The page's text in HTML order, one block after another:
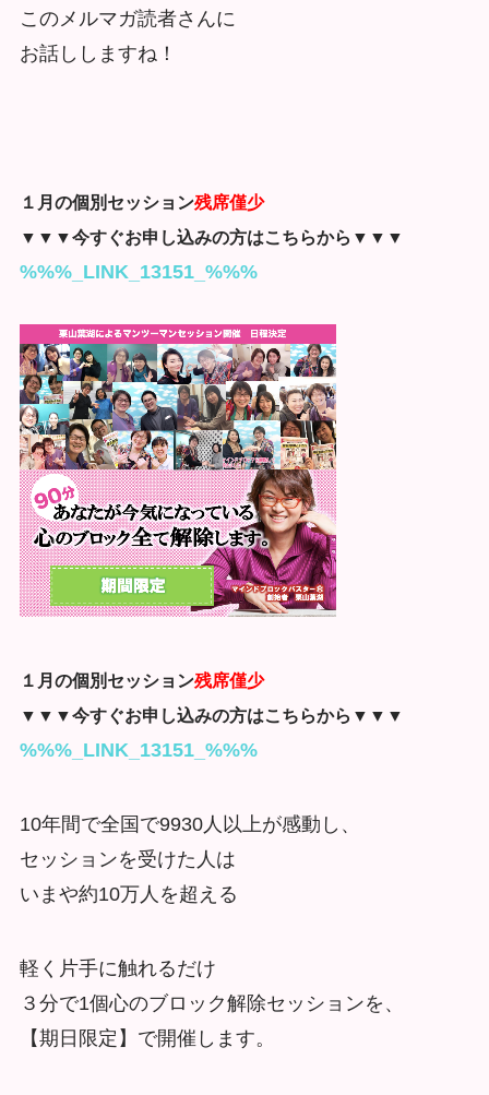
このメルマガ読者さんに
お話ししますね！
１月の個別セッション残席僅少
▼▼▼今すぐお申し込みの方はこちらから▼▼▼
%%%_LINK_13151_%%%
１月の個別セッション残席僅少
▼▼▼今すぐお申し込みの方はこちらから▼▼▼
%%%_LINK_13151_%%%
10年間で全国で9930人以上が感動し、
セッションを受けた人は
いまや約10万人を超える
軽く片手に触れるだけ
３分で1個心のブロック解除セッションを、
【期日限定】で開催します。